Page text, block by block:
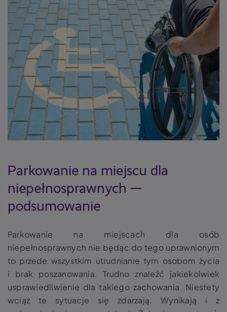
Parkowanie na miejscu dla
niepełnosprawnych —
podsumowanie
Parkowanie na miejscach dla osób
niepełnosprawnych nie będąc do tego uprawnionym
to przede wszystkim utrudnianie tym osobom życia
i brak poszanowania. Trudno znaleźć jakiekolwiek
usprawiedliwienie dla takiego zachowania. Niestety
wciąż te sytuacje się zdarzają. Wynikają i z